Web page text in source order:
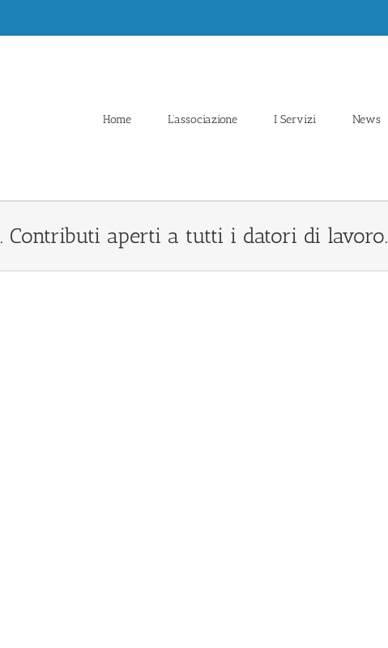
Home L’associazione I Servizi News
Contributi aperti a tutti i datori di lavoro.